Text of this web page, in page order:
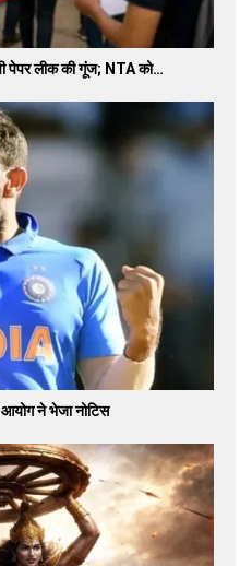
पेपर लीक की गूंज; NTA को…
ने भेजा नोटिस